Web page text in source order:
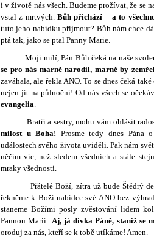
i v životě nás všech. Budeme prožívat, že se
vstal z mrtvých.Bůh přichází – a to
tuto jeho nabídku přijmout? Bůh nám chce
ptá tak, jako se ptal Panny Marie.
Moji milí, Pán Bůh čeká na naše
se pro nás marně narodil, marně by
zaváhala, ale řekla ANO. To se dnes čeká
nejen jít na půl­noční! Od nás všech se
evangelia.
Bratři a sestry, mohu vám ohlásit
milost u Boha! Prosme tedy dnes Pána
událostech svého života uviděli. Pak nám
něčím víc, než sledem všedních a stále
mraky všednosti.
Přátelé Boží, zítra už bude Štědrý
řekněme k Boží nabídce své ANO bez
staneme Božími posly zvěstování lidem
Pannou Marií: Aj, já dívka Páně, staniž se
oroduj za nás, kteří se k tobě utíkáme! Amen.